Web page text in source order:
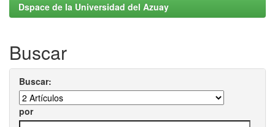
Dspace de la Universidad del Azuay
Buscar
Buscar:
por